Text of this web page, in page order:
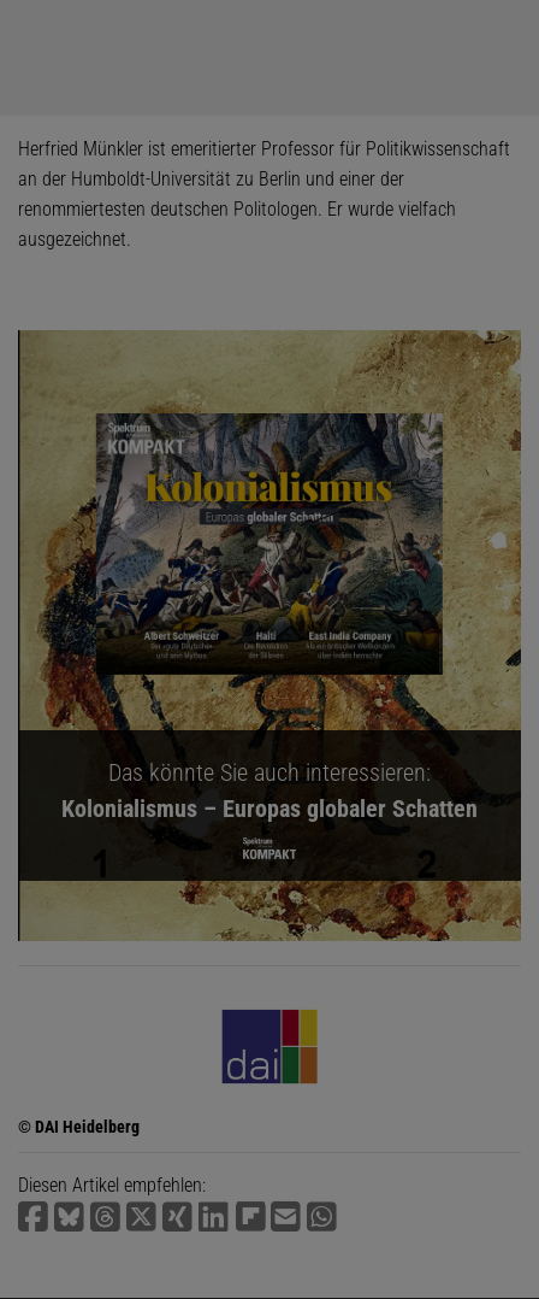
Herfried Münkler ist emeritierter Professor für Politikwissenschaft
an der Humboldt-Universität zu Berlin und einer der
renommiertesten deutschen Politologen. Er wurde vielfach
ausgezeichnet.
Das könnte Sie auch interessieren:
Kolonialismus – Europas globaler Schatten
© DAI Heidelberg
Diesen Artikel empfehlen: